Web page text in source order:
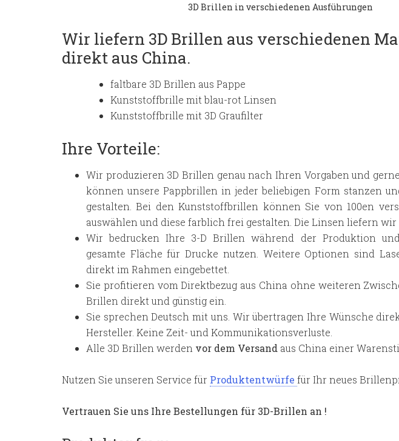
3D Brillen in verschiedenen Ausführungen
Wir liefern 3D Brillen aus verschiedenen
direkt aus China.
faltbare 3D Brillen aus Pappe
Kunststoffbrille mit blau-rot Linsen
Kunststoffbrille mit 3D Graufilter
Ihre Vorteile:
Wir produzieren 3D Brillen genau nach Ihren Vorgaben und
können unsere Pappbrillen in jeder beliebigen Form stanzen
gestalten. Bei den Kunststoffbrillen können Sie von 100en
auswählen und diese farblich frei gestalten. Die Linsen liefern wir
Wir bedrucken Ihre 3-D Brillen während der Produktion
gesamte Fläche für Drucke nutzen. Weitere Optionen sind
direkt im Rahmen eingebettet.
Sie profitieren vom Direktbezug aus China ohne weiteren
Brillen direkt und günstig ein.
Sie sprechen Deutsch mit uns. Wir übertragen Ihre Wünsche
Hersteller. Keine Zeit- und Kommunikationsverluste.
Alle 3D Brillen werden vor dem Versand aus China einer
Nutzen Sie unseren Service für Produktentwürfe für Ihr neues
Vertrauen Sie uns Ihre Bestellungen für 3D-Brillen an !